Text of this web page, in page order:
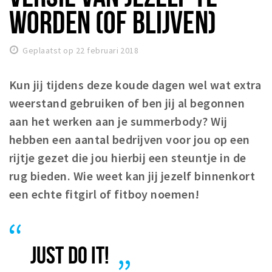
Woonruimte
Inschrijven gemeente
Zorgverzekering
Q&A
Breda Student Shop
Draai aan het rad!
VRIJE TIJD
Nieuws
Bezienswaardigheden
WORDEN (OF BLIJVEN)
Geplaatst op 22 februari 2018
Kun jij tijdens deze koude dagen wel wat extra
weerstand gebruiken of ben jij al begonnen
aan het werken aan je summerbody? Wij
hebben een aantal bedrijven voor jou op een
rijtje gezet die jou hierbij een steuntje in de
rug bieden. Wie weet kan jij jezelf binnenkort
een echte fitgirl of fitboy noemen!
JUST DO IT!